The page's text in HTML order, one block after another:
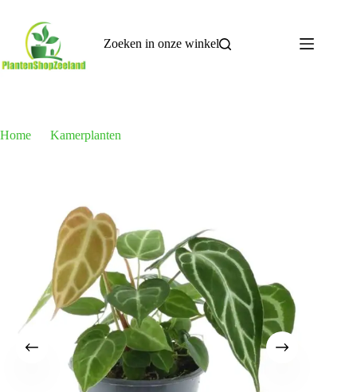
inhoud
Zoeken in onze winkel
Home
Kamerplanten